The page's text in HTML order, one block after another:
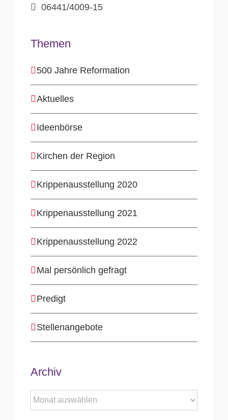
06441/4009-15
Themen
500 Jahre Reformation
Aktuelles
Ideenbörse
Kirchen der Region
Krippenausstellung 2020
Krippenausstellung 2021
Krippenausstellung 2022
Mal persönlich gefragt
Predigt
Stellenangebote
Archiv
Archiv